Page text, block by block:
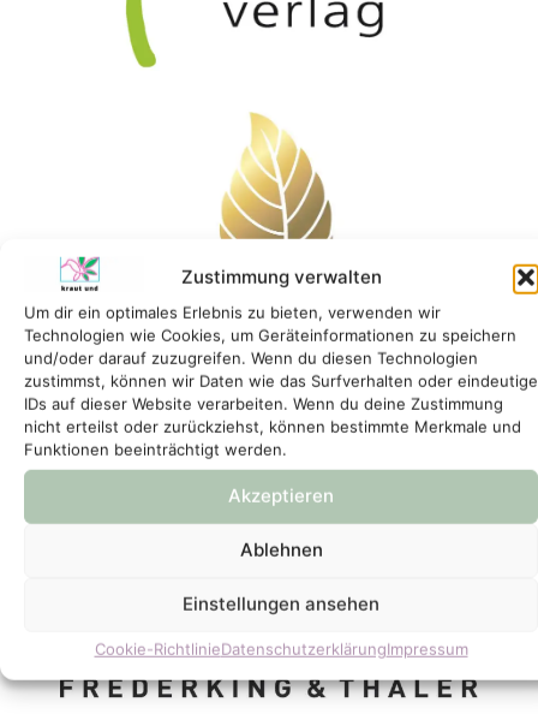
Zustimmung verwalten
Um dir ein optimales Erlebnis zu bieten, verwenden wir
Technologien wie Cookies, um Geräteinformationen zu speichern
und/oder darauf zuzugreifen. Wenn du diesen Technologien
zustimmst, können wir Daten wie das Surfverhalten oder eindeutige
IDs auf dieser Website verarbeiten. Wenn du deine Zustimmung
nicht erteilst oder zurückziehst, können bestimmte Merkmale und
Funktionen beeinträchtigt werden.
Akzeptieren
Ablehnen
Einstellungen ansehen
Cookie-RichtlinieDatenschutzerklärungImpressum